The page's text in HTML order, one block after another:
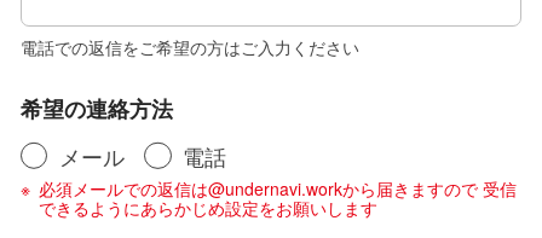
電話での返信をご希望の方はご入力ください
希望の連絡方法
メール
電話
必須メールでの返信は@undernavi.workから届きますので 受信
できるようにあらかじめ設定をお願いします